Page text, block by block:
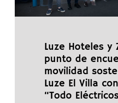
Luze Hoteles y
punto de
movilidad
Luze El Villa
“Todo